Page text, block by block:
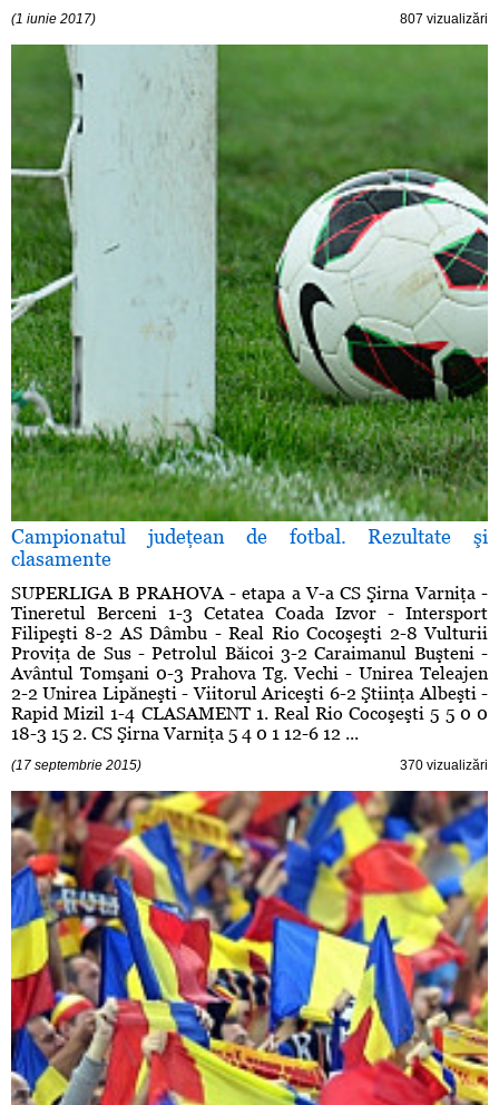
(1 iunie 2017) 807 vizualizări
Campionatul judeţean de fotbal. Rezultate şi
clasamente
SUPERLIGA B PRAHOVA - etapa a V-a CS Şirna Varniţa -
Tineretul Berceni 1-3 Cetatea Coada Izvor - Intersport
Filipeşti 8-2 AS Dâmbu - Real Rio Cocoşeşti 2-8 Vulturii
Proviţa de Sus - Petrolul Băicoi 3-2 Caraimanul Buşteni -
Avântul Tomşani 0-3 Prahova Tg. Vechi - Unirea Teleajen
2-2 Unirea Lipăneşti - Viitorul Ariceşti 6-2 Ştiinţa Albeşti -
Rapid Mizil 1-4 CLASAMENT 1. Real Rio Cocoşeşti 5 5 0 0
18-3 15 2. CS Şirna Varniţa 5 4 0 1 12-6 12 ...
(17 septembrie 2015) 370 vizualizări